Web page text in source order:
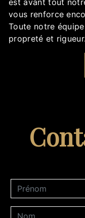
est avant tout
vous renforce
Toute notre
propreté et rigueur.